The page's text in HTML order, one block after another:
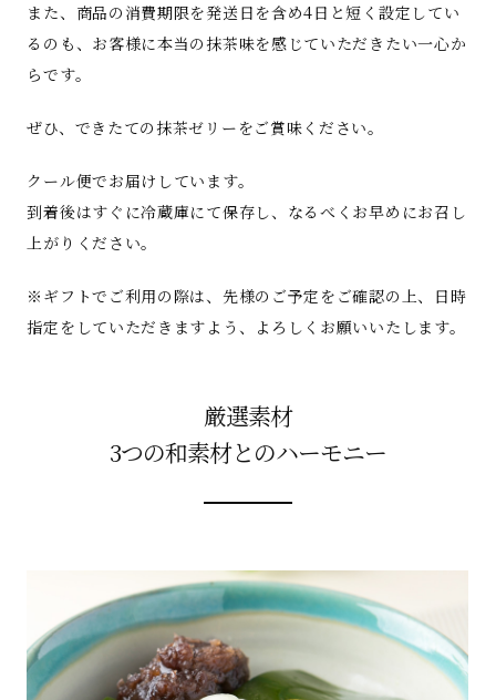
また、商品の消費期限を発送日を含め4日と短く設定してい
るのも、お客様に本当の抹茶味を感じていただきたい一心か
らです。
ぜひ、できたての抹茶ゼリーをご賞味ください。
クール便でお届けしています。
到着後はすぐに冷蔵庫にて保存し、なるべくお早めにお召し
上がりください。
※ギフトでご利用の際は、先様のご予定をご確認の上、日時
指定をしていただきますよう、よろしくお願いいたします。
厳選素材
3つの和素材とのハーモニー